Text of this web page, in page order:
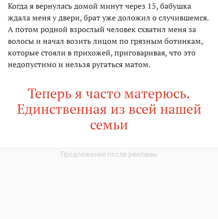
Когда я вернулась домой минут через 15, бабушка
ждала меня у двери, брат уже доложил о случившемся.
А потом родной взрослый человек схватил меня за
волосы и начал возить лицом по грязным ботинкам,
которые стояли в прихожей, приговаривая, что это
недопустимо и нельзя ругаться матом.
Теперь я часто матерюсь.
Единственная из всей нашей
семьи